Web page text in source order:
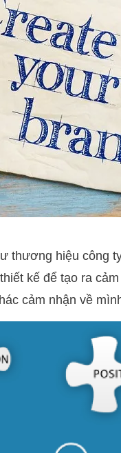
thương hiệu công
kế để tạo ra
cảm nhận về